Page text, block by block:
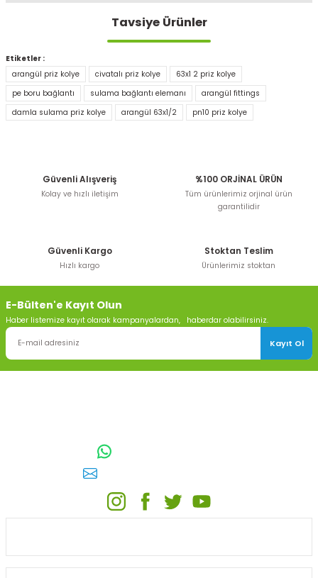
Bu ürünün fiyat bilgisi, resim, ürün açıklamalarında ve
Ürün resmi kalitesiz, bozuk veya görüntülenemiyor.
Ürün açıklamasında eksik bilgiler bulunuyor.
Bu ürüne benzer farklı alternatifler olmalı.
Tavsiye Ürünler
Veron Teflon Bant 12mm - 10 Metre
Sepete Ekle
Arangül Ultra Seri Kaplin Dıştan Dişli Erkek Adaptör
Etiketler :
arangül priz kolye
civatalı priz kolye
63x1 2 priz kolye
pe boru bağlantı
sulama bağlantı elemanı
arangül fittings
damla sulama priz kolye
arangül 63x1/2 pn10 priz kolye
Güvenli Alışveriş
Kolay ve hızlı iletişim
%100 ORJİNAL ÜRÜN
Tüm ürünlerimiz orjinal ürün
garantilidir
Güvenli Kargo
Hızlı kargo
Stoktan Teslim
Ürünlerimiz stoktan
E-Bülten'e Kayıt Olun
Haber listemize kayıt olarak kampanyalardan, haberdar olabilirsiniz.
Kayıt Ol